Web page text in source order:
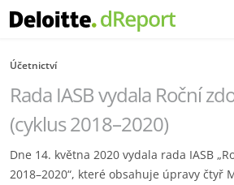
Účetnictví
Rada IASB vydala Roční
(cyklus 2018–2020)
Dne 14. května 2020 vydala rada IASB
2018–2020“, které obsahuje úpravy čtyř